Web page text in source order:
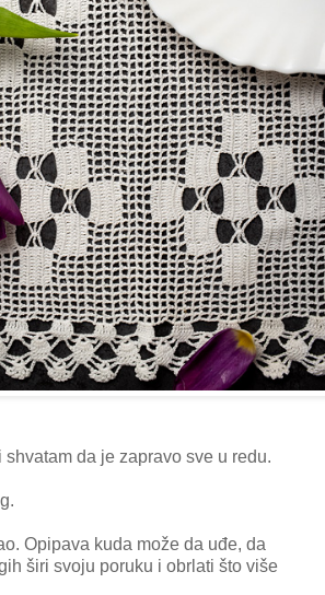
da je zapravo sve u redu.
Opipava kuda može da uđe, da
širi svoju poruku i obrlati što više